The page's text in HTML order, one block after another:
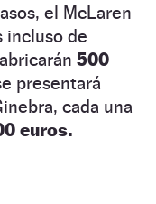
el McLaren
incluso de
500
presentará
cada una
euros.